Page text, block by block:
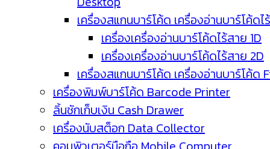
เครื่องสแกนบาร์โค้ด เครื่องอ่านบาร์โค้ดไ
เครื่องเครื่องอ่านบาร์โค้ดไร้สาย 1D
เครื่องเครื่องอ่านบาร์โค้ดไร้สาย 2D
เครื่องสแกนบาร์โค้ด เครื่องอ่านบาร์โค้ด
เครื่องพิมพ์บาร์โค้ด Barcode Printer
ลิ้นชักเก็บเงิน Cash Drawer
เครื่องนับสต็อก Data Collector